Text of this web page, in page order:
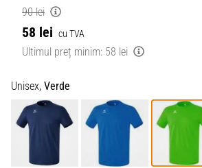
90 lei
58 lei cu TVA
Ultimul preț minim: 58 lei
Unisex, Verde